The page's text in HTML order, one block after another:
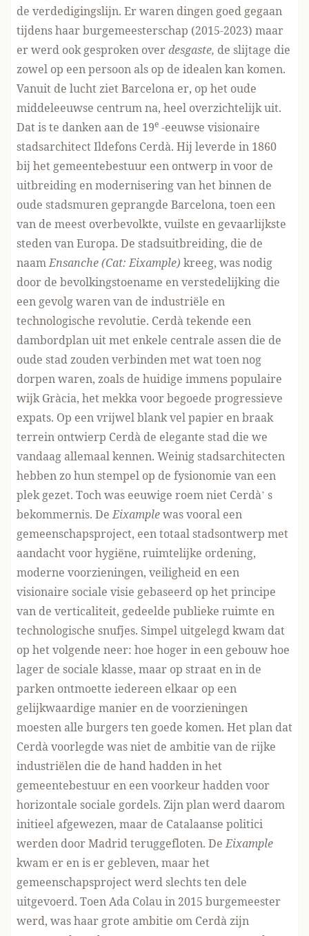
de verdedigingslijn. Er waren dingen goed gegaan
tijdens haar burgemeesterschap (2015-2023) maar
er werd ook gesproken overdesgaste, de slijtage die
zowel op een persoon als op de idealen kan komen.
Vanuit de lucht ziet Barcelona er, op het oude
middeleeuwse centrum na, heel overzichtelijk uit.
Dat is te danken aan de 19e -eeuwse visionaire
stadsarchitect Ildefons Cerdà. Hij leverde in 1860
bij het gemeentebestuur een ontwerp in voor de
uitbreiding en modernisering van het binnen de
oude stadsmuren geprangde Barcelona, toen een
van de meest overbevolkte, vuilste en gevaarlijkste
steden van Europa. De stadsuitbreiding, die de
naamEnsanche (Cat: Eixample) kreeg, was nodig
door de bevolkingstoename en verstedelijking die
een gevolg waren van de industriële en
technologische revolutie. Cerdà tekende een
dambordplan uit met enkele centrale assen die de
oude stad zouden verbinden met wat toen nog
dorpen waren, zoals de huidige immens populaire
wijk Gràcia, het mekka voor begoede progressieve
expats. Op een vrijwel blank vel papier en braak
terrein ontwierp Cerdà de elegante stad die we
vandaag allemaal kennen. Weinig stadsarchitecten
hebben zo hun stempel op de fysionomie van een
plek gezet. Toch was eeuwige roem niet Cerdà’ s
bekommernis. DeEixamplewas vooral een
gemeenschapsproject, een totaal stadsontwerp met
aandacht voor hygiëne, ruimtelijke ordening,
moderne voorzieningen, veiligheid en een
visionaire sociale visie gebaseerd op het principe
van de verticaliteit, gedeelde publieke ruimte en
technologische snufjes. Simpel uitgelegd kwam dat
op het volgende neer: hoe hoger in een gebouw hoe
lager de sociale klasse, maar op straat en in de
parken ontmoette iedereen elkaar op een
gelijkwaardige manier en de voorzieningen
moesten alle burgers ten goede komen. Het plan dat
Cerdà voorlegde was niet de ambitie van de rijke
industriëlen die de hand hadden in het
gemeentebestuur en een voorkeur hadden voor
horizontale sociale gordels. Zijn plan werd daarom
initieel afgewezen, maar de Catalaanse politici
werden door Madrid teruggefloten. DeEixample
kwam er en is er gebleven, maar het
gemeenschapsproject werd slechts ten dele
uitgevoerd. Toen Ada Colau in 2015 burgemeester
werd, was haar grote ambitie om Cerdà zijn